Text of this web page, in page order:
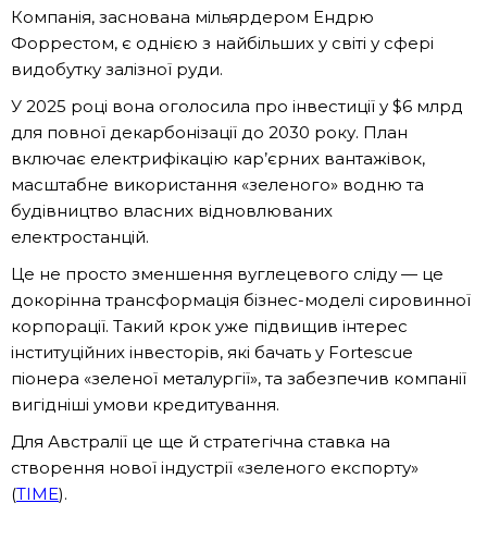
Компанія, заснована мільярдером Ендрю
Форрестом, є однією з найбільших у світі у сфері
видобутку залізної руди.
У 2025 році вона оголосила про інвестиції у $6 млрд
для повної декарбонізації до 2030 року. План
включає електрифікацію кар’єрних вантажівок,
масштабне використання «зеленого» водню та
будівництво власних відновлюваних
електростанцій.
Це не просто зменшення вуглецевого сліду — це
докорінна трансформація бізнес-моделі сировинної
корпорації. Такий крок уже підвищив інтерес
інституційних інвесторів, які бачать у Fortescue
піонера «зеленої металургії», та забезпечив компанії
вигідніші умови кредитування.
Для Австралії це ще й стратегічна ставка на
створення нової індустрії «зеленого експорту»
(TIME).